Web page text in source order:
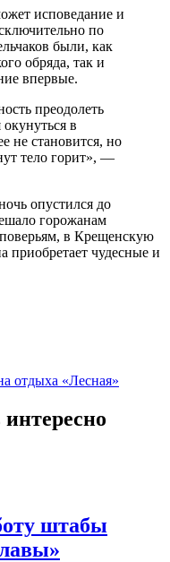
исповедание и
по
были, как
обряда, так и
впервые.
преодолеть
окунуться в
не становится, но
тело горит», —
опустился до
горожанам
в Крещенскую
приобретает чудесные и
отдыха «Лесная»
штабы